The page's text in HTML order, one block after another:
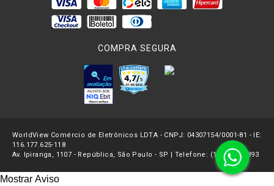
COMPRA SEGURA
WorldView Comércio de Eletrônicos LDTA - CNPJ: 04307154/0001-81 - IE:
116.177.625-118
Av. Ipiranga, 1107 - República, São Paulo - SP | Telefone: (11) 3227-2893
Mostrar Aviso